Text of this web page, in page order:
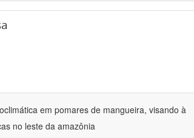
em pomares de mangueira, visando à
no leste da amazônia